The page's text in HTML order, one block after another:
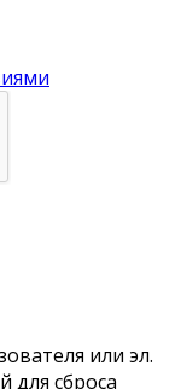
или эл.
для сброса